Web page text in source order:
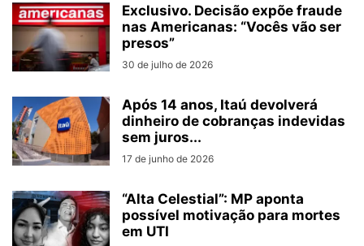
Exclusivo. Decisão expõe fraude
nas Americanas: “Vocês vão ser
presos”
30 de julho de 2026
Após 14 anos, Itaú devolverá
dinheiro de cobranças indevidas
sem juros...
17 de junho de 2026
“Alta Celestial”: MP aponta
possível motivação para mortes
em UTI